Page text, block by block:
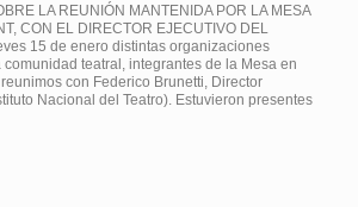
LA REUNIÓN MANTENIDA POR LA MESA
CON EL DIRECTOR EJECUTIVO DEL
15 de enero distintas organizaciones
teatral, integrantes de la Mesa en
con Federico Brunetti, Director
Nacional del Teatro). Estuvieron presentes